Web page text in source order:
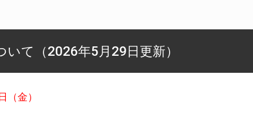
て（2026年5月29日更新）
（金）